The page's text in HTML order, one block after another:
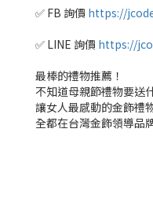
✅ FB 詢價 https://
✅ LINE 詢價 https://
最棒的禮物推薦！
不知道母親節禮物要送
讓女人最感動的金飾禮
全都在台灣金飾領導品